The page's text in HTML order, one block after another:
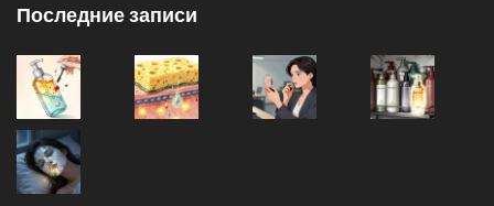
Последние записи